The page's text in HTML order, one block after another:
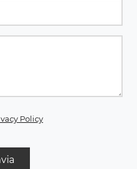
Policy